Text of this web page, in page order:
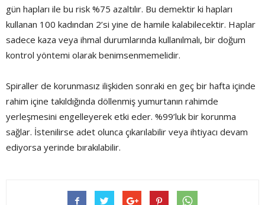
gün hapları ile bu risk %75 azaltılır. Bu demektir ki hapları
kullanan 100 kadından 2’si yine de hamile kalabilecektir. Haplar
sadece kaza veya ihmal durumlarında kullanılmalı, bir doğum
kontrol yöntemi olarak benimsenmemelidir.
Spiraller de korunmasız ilişkiden sonraki en geç bir hafta içinde
rahim içine takıldığında döllenmiş yumurtanın rahimde
yerleşmesini engelleyerek etki eder. %99’luk bir korunma
sağlar. İstenilirse adet olunca çıkarılabilir veya ihtiyacı devam
ediyorsa yerinde bırakılabilir.